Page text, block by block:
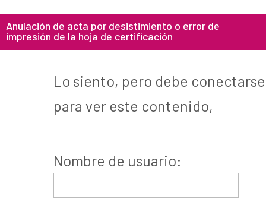
Anulación de acta por desistimiento o error de
impresión de la hoja de certificación
Lo siento, pero debe conectarse
para ver este contenido,
Nombre de usuario: